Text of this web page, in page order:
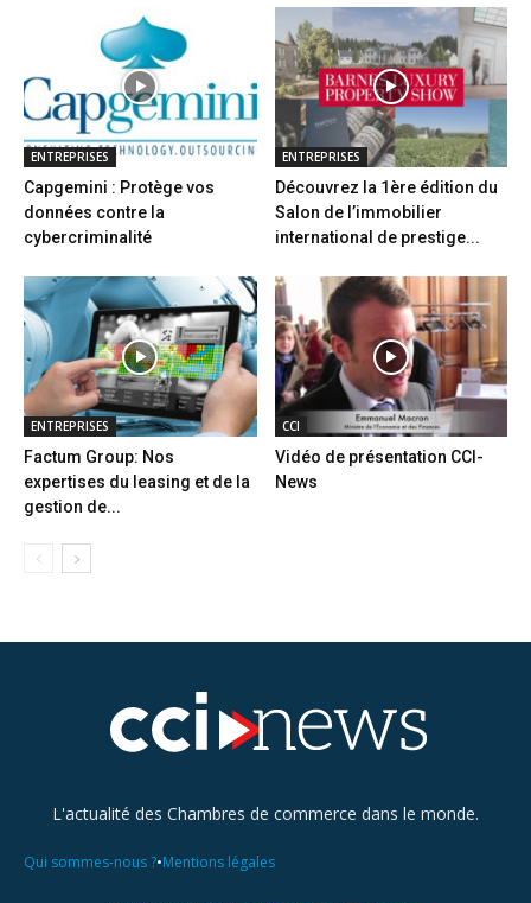
ENTREPRISES
Capgemini : Protège vos
données contre la
cybercriminalité
ENTREPRISES
Découvrez la 1ère édition du
Salon de l’immobilier
international de prestige...
ENTREPRISES
Factum Group: Nos
expertises du leasing et de la
gestion de...
CCI
Vidéo de présentation CCI-
News
L'actualité des Chambres de commerce dans le monde.
Qui sommes-nous ?•Mentions légales